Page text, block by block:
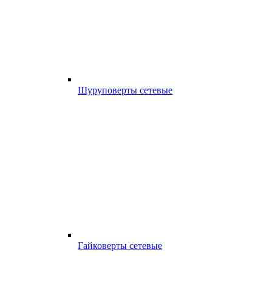
Шуруповерты сетевые
Гайковерты сетевые